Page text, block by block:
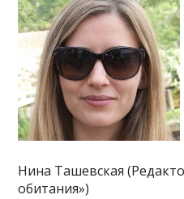
Нина Ташевская
обитания»)